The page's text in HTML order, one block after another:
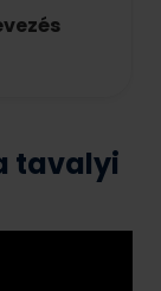
tavalyi